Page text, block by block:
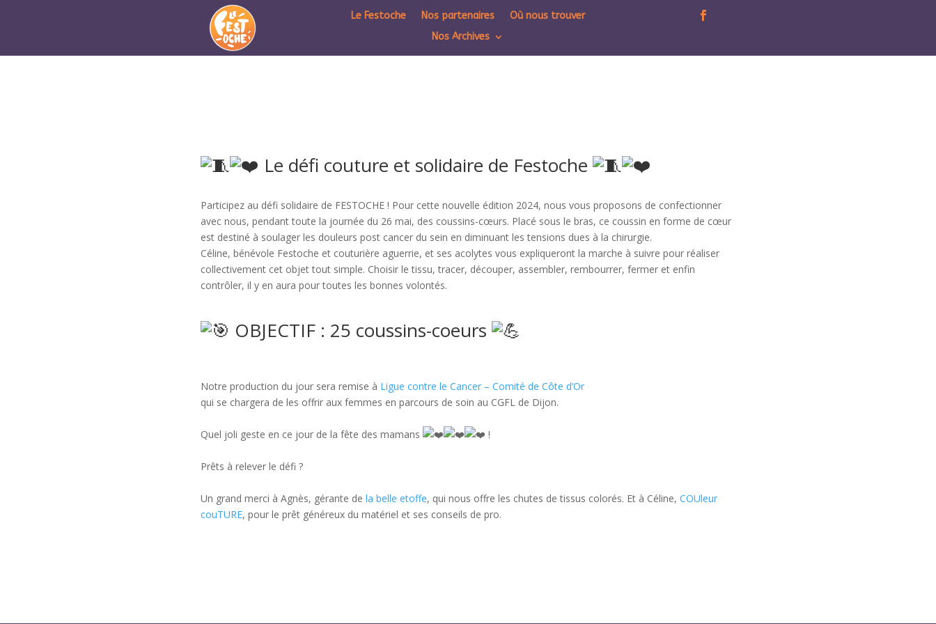
Le Festoche Nos partenaires
Où nous trouver
Nos Archives
Le défi couture et solidaire de Festoche
Participez au défi solidaire de FESTOCHE ! Pour cette nouvelle édition 2024, nous vous proposons de confectionner
avec nous, pendant toute la journée du 26 mai, des coussins-cœurs. Placé sous le bras, ce coussin en forme de cœur
est destiné à soulager les douleurs post cancer du sein en diminuant les tensions dues à la chirurgie.
Céline, bénévole Festoche et couturière aguerrie, et ses acolytes vous expliqueront la marche à suivre pour réaliser
collectivement cet objet tout simple. Choisir le tissu, tracer, découper, assembler, rembourrer, fermer et enfin
contrôler, il y en aura pour toutes les bonnes volontés.
OBJECTIF : 25 coussins-coeurs
Notre production du jour sera remise à Ligue contre le Cancer – Comité de Côte d’Or
qui se chargera de les offrir aux femmes en parcours de soin au CGFL de Dijon.
Quel joli geste en ce jour de la fête des mamans !
Prêts à relever le défi ?
Un grand merci à Agnès, gérante de la belle etoffe, qui nous offre les chutes de tissus colorés. Et à Céline, COUleur
couTURE, pour le prêt généreux du matériel et ses conseils de pro.